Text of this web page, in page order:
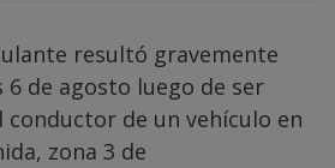
resultó gravemente
6 de agosto luego de ser
de un vehículo en
zona 3 de